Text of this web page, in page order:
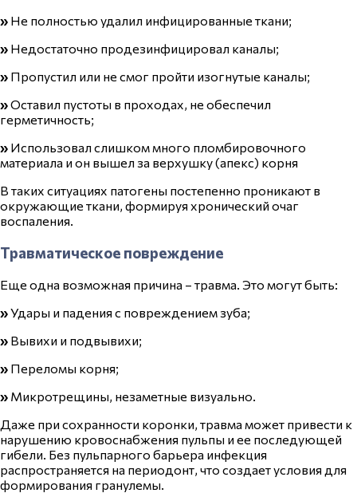
» Не полностью удалил инфицированные ткани;
» Недостаточно продезинфицировал каналы;
» Пропустил или не смог пройти изогнутые каналы;
»Оставил пустоты в проходах, не обеспечил
герметичность;
» Использовал слишком много пломбировочного
материала и он вышел за верхушку (апекс) корня
В таких ситуациях патогены постепенно проникают в
окружающие ткани, формируя хронический очаг
воспаления.
Травматическое повреждение
Еще одна возможная причина – травма. Это могут быть:
»Удары и падения с повреждением зуба;
» Вывихи и подвывихи;
» Переломы корня;
» Микротрещины, незаметные визуально.
Даже при сохранности коронки, травма может привести к
нарушению кровоснабжения пульпы и ее последующей
гибели. Без пульпарного барьера инфекция
распространяется на периодонт, что создает условия для
формирования гранулемы.